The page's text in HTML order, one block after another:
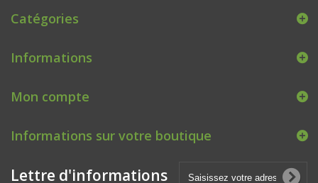
Catégories
Informations
Mon compte
Informations sur votre boutique
Lettre d'informations